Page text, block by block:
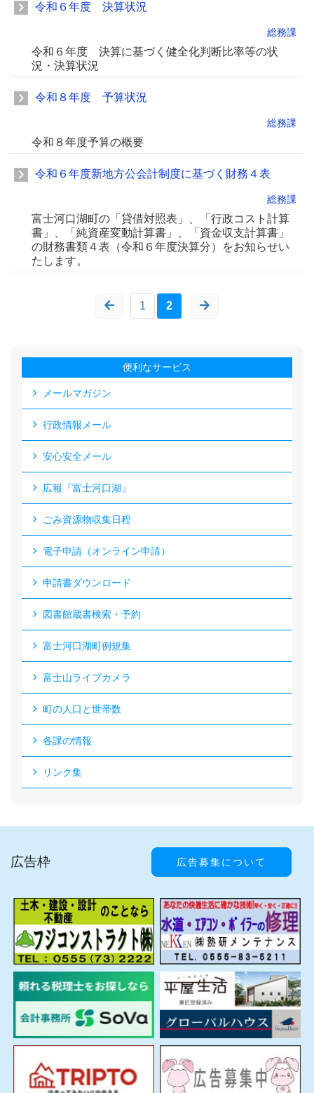
令和６年度 決算状況
総務課
令和６年度 決算に基づく健全化判断比率等の状
況・決算状況
令和８年度 予算状況
総務課
令和８年度予算の概要
令和６年度新地方公会計制度に基づく財務４表
総務課
富士河口湖町の「貸借対照表」、「行政コスト計算
書」、「純資産変動計算書」、「資金収支計算書」
の財務書類４表（令和６年度決算分）をお知らせい
たします。
1 2
便利なサービス
メールマガジン
行政情報メール
安心安全メール
広報『富士河口湖』
ごみ資源物収集日程
電子申請（オンライン申請）
申請書ダウンロード
図書館蔵書検索・予約
富士河口湖町例規集
富士山ライブカメラ
町の人口と世帯数
各課の情報
リンク集
広告枠 広告募集について